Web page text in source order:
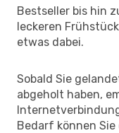
Bestseller bis hin
leckeren
etwas dabei.
Sobald Sie
abgeholt haben,
Bedarf können